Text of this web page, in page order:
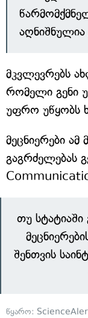
აღნიშნულია
მკვლევრებს
რომელი გენი
უფრო უწყობს
მეცნიერები
გაგრძელებას
თუ
შენთვის
წყარო: